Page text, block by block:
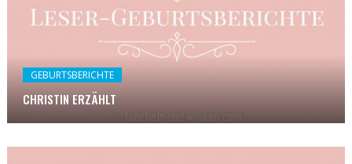
GEBURTSBERICHTE
CHRISTIN ERZÄHLT